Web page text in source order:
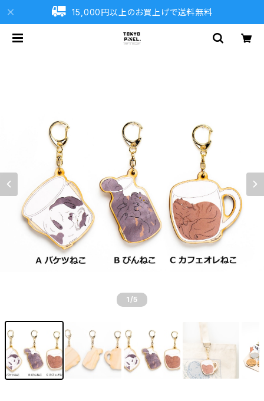
15,000円以上のお買上げで送料無料
1 /5